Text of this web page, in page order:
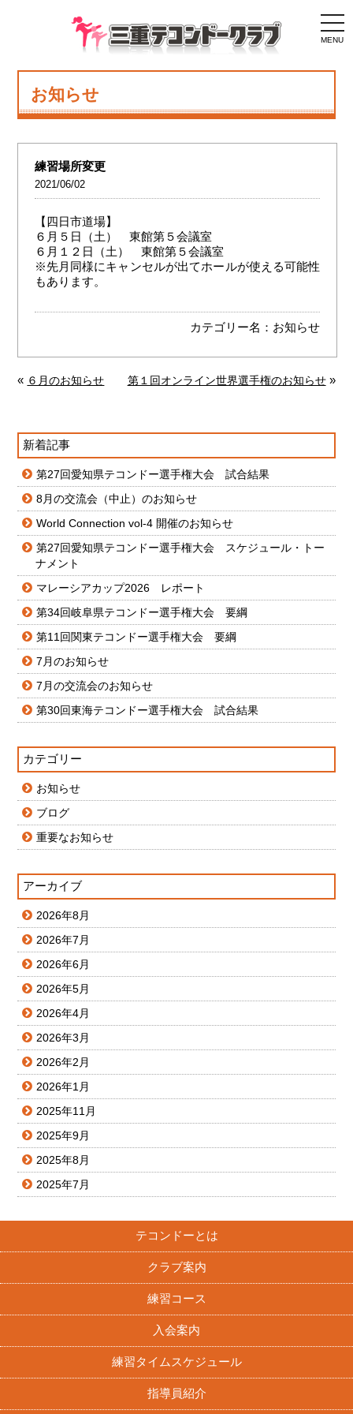
MENU
お知らせ
練習場所変更
2021/06/02
【四日市道場】
６月５日（土） 東館第５会議室
６月１２日（土） 東館第５会議室
※先月同様にキャンセルが出てホールが使える可能性
もあります。
カテゴリー名： お知らせ
« ６月のお知らせ 第１回オンライン世界選手権のお知らせ»
新着記事
第27回愛知県テコンドー選手権大会 試合結果
8月の交流会（中止）のお知らせ
World Connection vol-4 開催のお知らせ
第27回愛知県テコンドー選手権大会 スケジュール・トー
ナメント
マレーシアカップ2026 レポート
第34回岐阜県テコンドー選手権大会 要綱
第11回関東テコンドー選手権大会 要綱
7月のお知らせ
7月の交流会のお知らせ
第30回東海テコンドー選手権大会 試合結果
カテゴリー
お知らせ
ブログ
重要なお知らせ
アーカイブ
2026年8月
2026年7月
2026年6月
2026年5月
2026年4月
2026年3月
2026年2月
2026年1月
2025年11月
2025年9月
2025年8月
2025年7月
テコンドーとは
クラブ案内
練習コース
入会案内
練習タイムスケジュール
指導員紹介